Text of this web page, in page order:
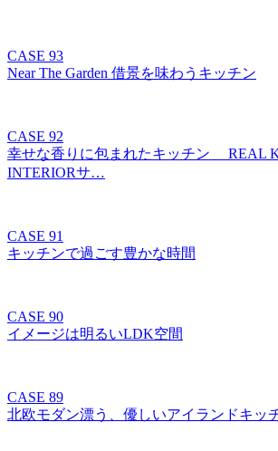
CASE 93
Near The Garden 借景を味わうキッチン
CASE 92
幸せな香りに包まれたキッチン REAL
INTERIORサ…
CASE 91
キッチンで過ごす豊かな時間
CASE 90
イメージは明るいLDK空間
CASE 89
北欧モダン漂う、優しいアイランドキッ